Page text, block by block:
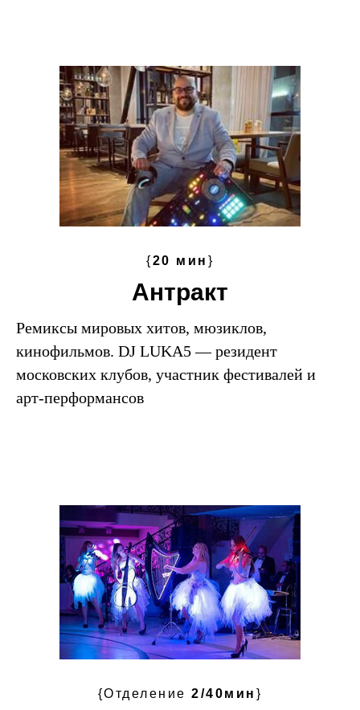
{20 мин }
Антракт
Ремиксы мировых хитов, мюзиклов,
кинофильмов. DJ LUKA5 — резидент
московских клубов, участник фестивалей и
арт-перформансов
{Отделение2/40мин }